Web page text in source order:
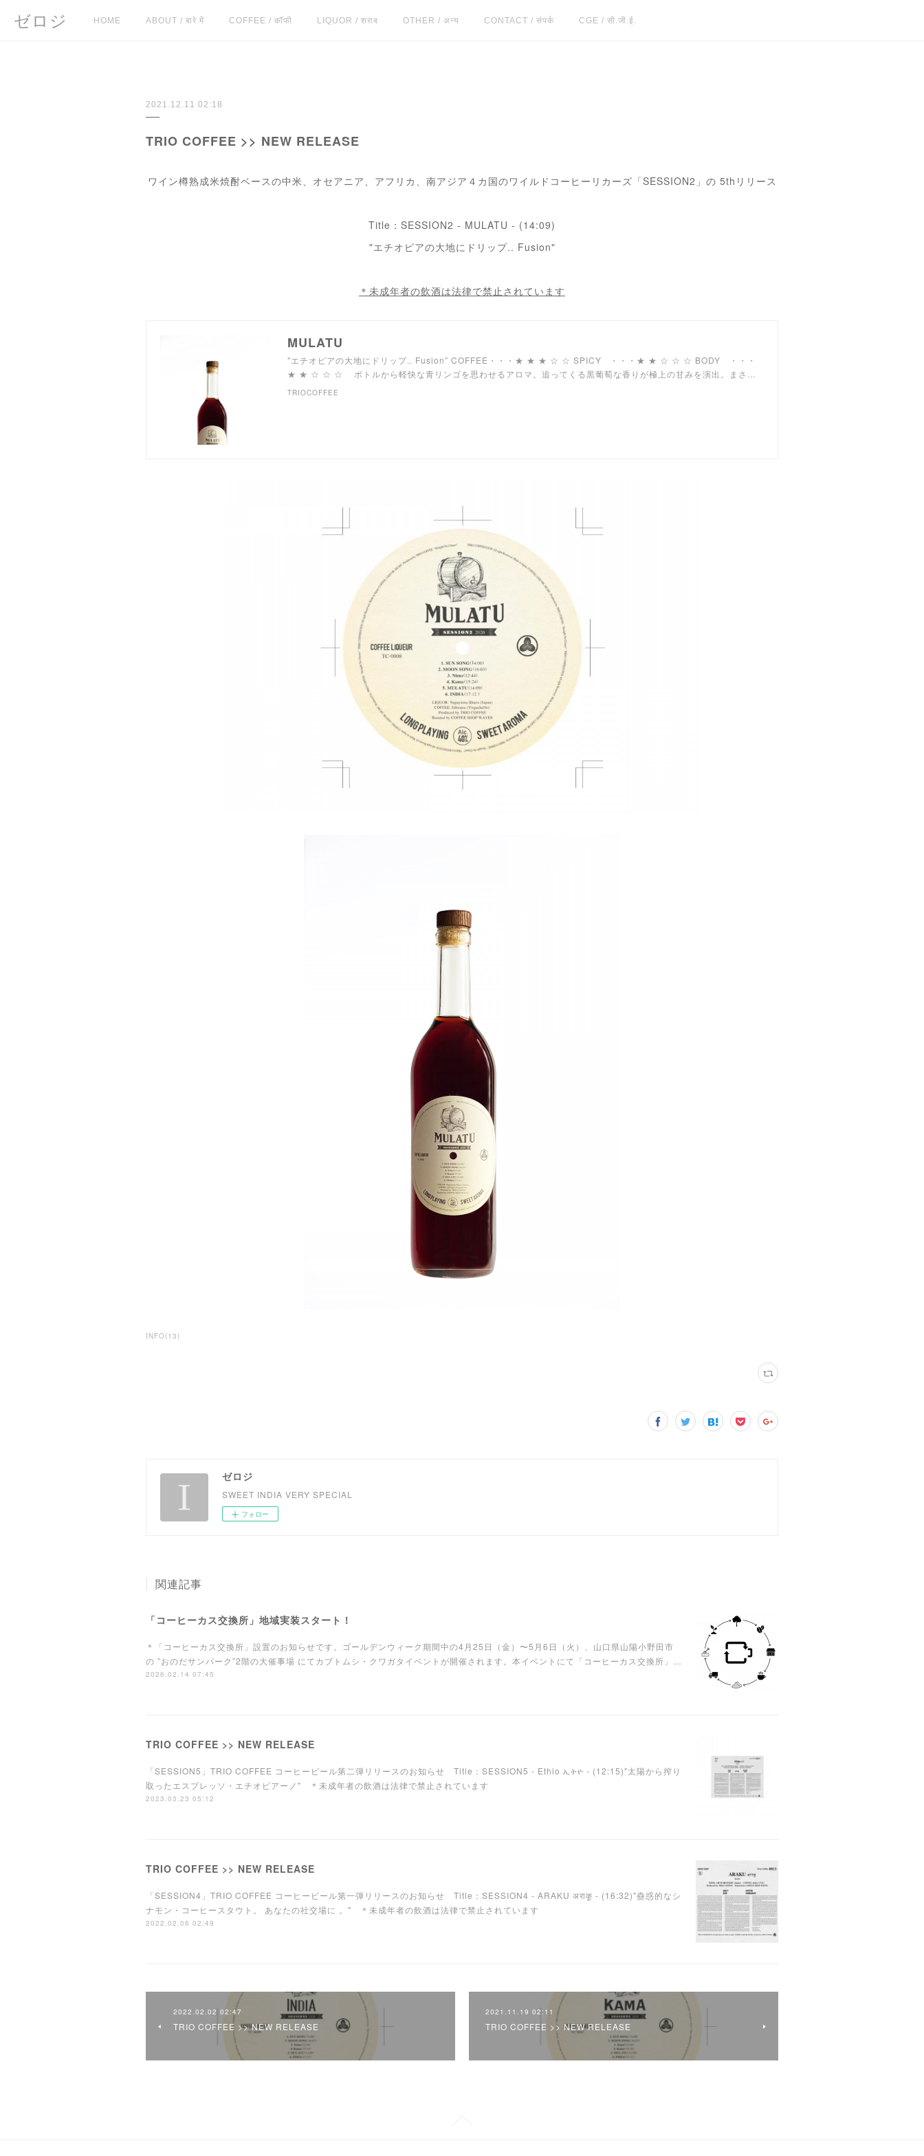
ゼロジ HOME ABOUT / बारे में COFFEE / कॉफी LIQUOR / शराब OTHER / अन्य CONTACT / संपर्क CGE / सी.जी.ई.
2021.12.11 02:18
TRIO COFFEE >> NEW RELEASE
ワイン樽熟成米焼酎ベースの中米、オセアニア、アフリカ、南アジア４カ国のワイルドコーヒーリカーズ「SESSION2」の 5thリリース
Title：SESSION2 - MULATU - (14:09)
"エチオピアの大地にドリップ.. Fusion"
＊未成年者の飲酒は法律で禁止されています
MULATU
"エチオピアの大地にドリップ.. Fusion” COFFEE・・・★ ★ ★ ☆ ☆ SPICY ・・・★ ★ ☆ ☆ ☆ BODY ・・・
★ ★ ☆ ☆ ☆ ボトルから軽快な青リンゴを思わせるアロマ。追ってくる黒葡萄な香りが極上の甘みを演出。まさ…
TRIOCOFFEE
INFO(13)
ゼロジ
SWEET INDIA VERY SPECIAL
フォロー
関連記事
「コーヒーカス交換所」地域実装スタート！
＊「コーヒーカス交換所」設置のお知らせです。ゴールデンウィーク期間中の4月25日（金）〜5月6日（火）、山口県山陽小野田市
の ”おのだサンパーク”2階の大催事場 にてカブトムシ・クワガタイベントが開催されます。本イベントにて「コーヒーカス交換所」…
2026.02.14 07:45
TRIO COFFEE >> NEW RELEASE
「SESSION5」TRIO COFFEE コーヒービール第二弾リリースのお知らせ Title：SESSION5 - Ethio ኢትዮ - (12:15)"太陽から搾り
取ったエスプレッソ・エチオピアーノ" ＊未成年者の飲酒は法律で禁止されています
2023.03.23 05:12
TRIO COFFEE >> NEW RELEASE
「SESSION4」TRIO COFFEE コーヒービール第一弾リリースのお知らせ Title：SESSION4 - ARAKU अराकू - (16:32)"蠱惑的なシ
ナモン・コーヒースタウト。 あなたの社交場に 。" ＊未成年者の飲酒は法律で禁止されています
2022.02.06 02:49
2022.02.02 02:47
TRIO COFFEE >> NEW RELEASE
2021.11.19 02:11
TRIO COFFEE >> NEW RELEASE